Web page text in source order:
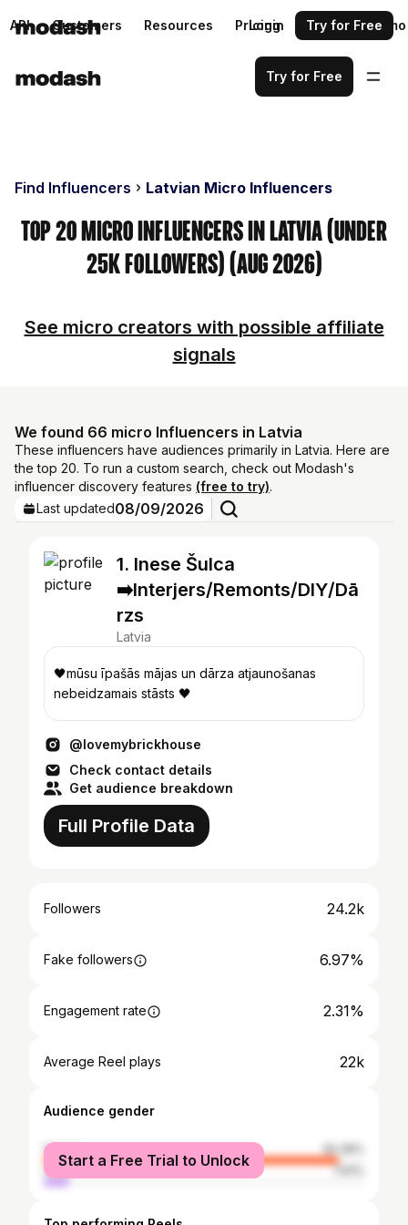
API Customers Resources Pricing Request a demo
Login Try for Free
Try for Free
Find Influencers Latvian Micro Influencers
Top 20 Micro Influencers in Latvia (Under
25k Followers) (Aug 2026)
See micro creators with possible affiliate
signals
We found 66 micro Influencers in Latvia
These influencers have audiences primarily in Latvia. Here are
the top 20. To run a custom search, check out Modash's
influencer discovery features (free to try).
Last updated08/09/2026
1. Inese Šulca
➡️Interjers/Remonts/DIY/Dā
rzs
Latvia
🖤mūsu īpašās mājas un dārza atjaunošanas
nebeidzamais stāsts 🖤
@lovemybrickhouse
Check contact details
Get audience breakdown
Full Profile Data
Followers 24.2k
Fake followers 6.97%
Engagement rate 2.31%
Average Reel plays 22k
Audience gender
female
92.39%
male
7.61%
Start a Free Trial to Unlock